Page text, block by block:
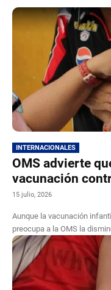
INTERNACIONALES
OMS advierte
vacunación
15 julio, 2026
Aunque la vacunación
preocupa a la OMS la